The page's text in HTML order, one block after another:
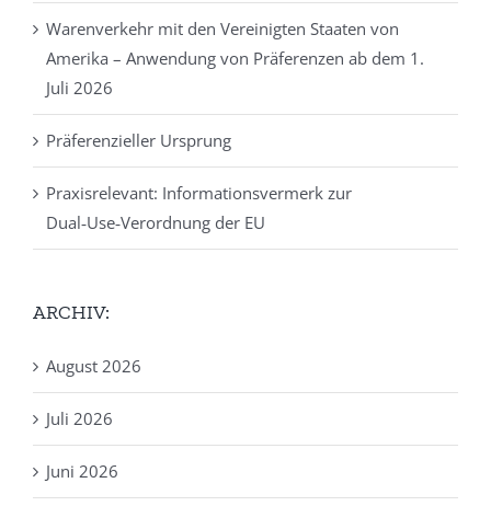
Warenverkehr mit den Vereinigten Staaten von
Amerika – Anwendung von Präferenzen ab dem 1.
Juli 2026
Präferenzieller Ursprung
Praxisrelevant: Informationsvermerk zur
Dual‑Use‑Verordnung der EU
ARCHIV:
August 2026
Juli 2026
Juni 2026